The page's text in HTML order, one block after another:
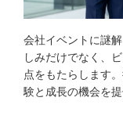
会社イベントに謎
しみだけでなく、
点をもたらします
験と成長の機会を提